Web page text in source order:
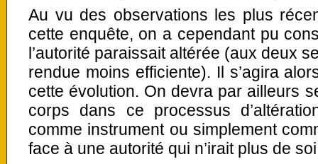
Au vu des observations les plus
cette enquête, on a cependant pu
l’autorité paraissait altérée (aux deux
rendue moins efficiente). Il s’agira
cette évolution. On devra par ailleurs
corps dans ce processus
comme instrument ou simplement
face à une autorité qui n’irait plus de